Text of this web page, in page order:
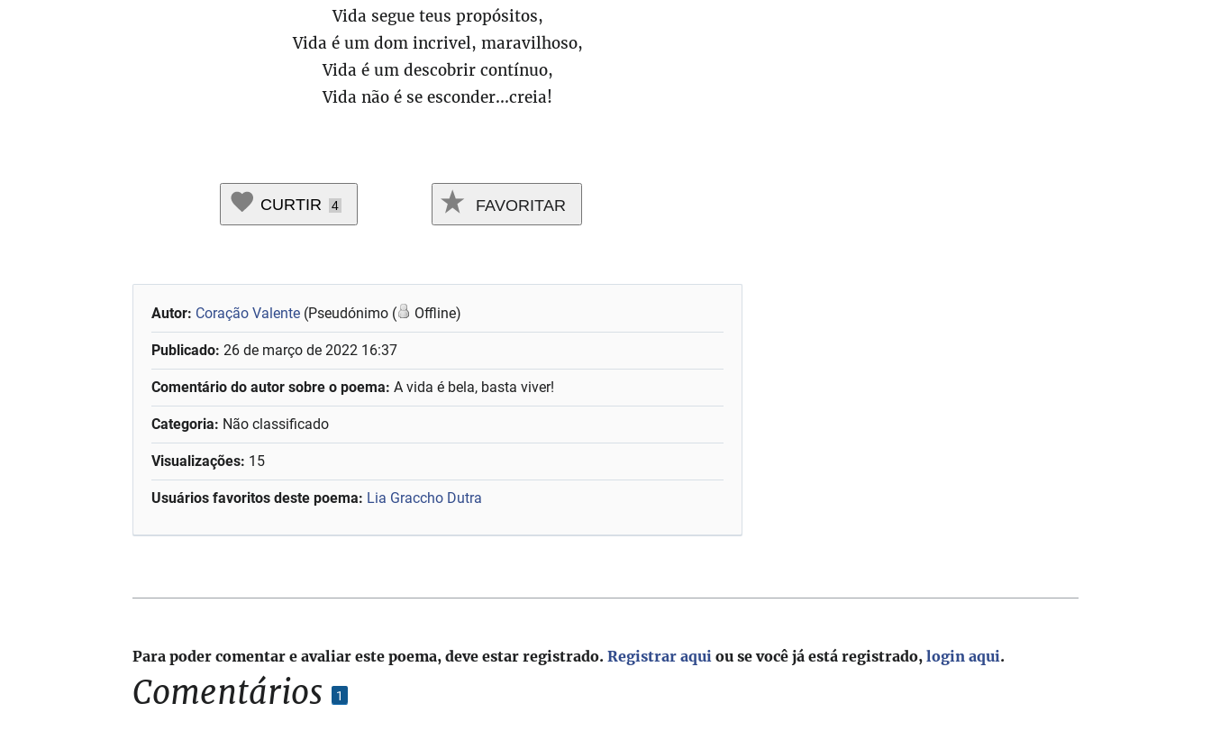
Vida segue teus propósitos,
Vida é um dom incrivel, maravilhoso,
Vida é um descobrir contínuo,
Vida não é se esconder...creia!
CURTIR 4 FAVORITAR
Autor: Coração Valente (Pseudónimo ( Offline)
Publicado:26 de março de 2022 16:37
Comentário do autor sobre o poema:A vida é bela, basta viver!
Categoria: Não classificado
Visualizações: 15
Usuários favoritos deste poema: Lia Graccho Dutra
Comentários 1
Para poder comentar e avaliar este poema, deve estar registrado.Registrar aqui ou se você já está registrado,login aqui.